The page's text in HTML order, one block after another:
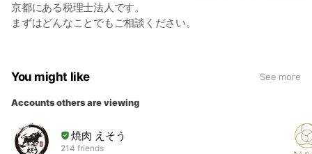
京都にある税理士法人です。
まずはどんなことでもご相談ください。
You might like See more
Accounts others are viewing
焼肉 えそう
214 friends